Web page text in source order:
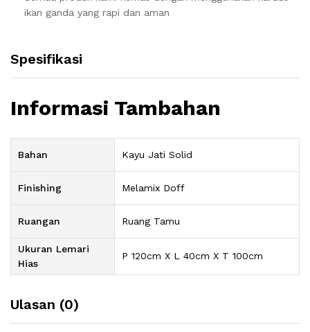
ikan ganda yang rapi dan aman
Spesifikasi
Informasi Tambahan
Bahan Kayu Jati Solid
Finishing Melamix Doff
Ruangan Ruang Tamu
Ukuran Lemari
Hias
P 120cm X L 40cm X T 100cm
Ulasan (0)